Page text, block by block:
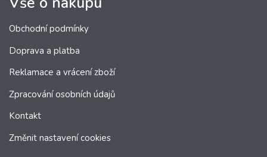
Obchodní podmínky
Doprava a platba
Reklamace a vrácení zboží
Zpracování osobních údajů
Kontakt
Změnit nastavení cookies